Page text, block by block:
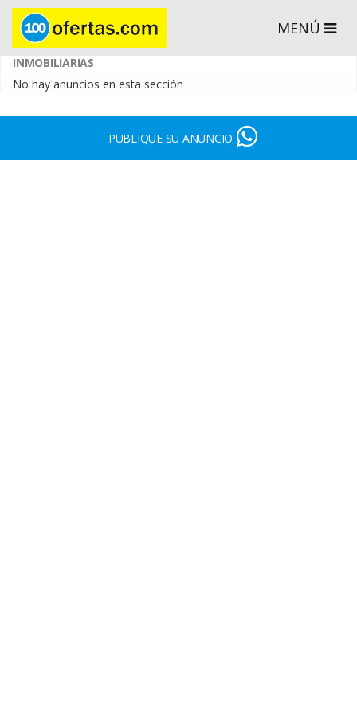
MENÚ
INMOBILIARIAS
No hay anuncios en esta sección
PUBLIQUE SU ANUNCIO